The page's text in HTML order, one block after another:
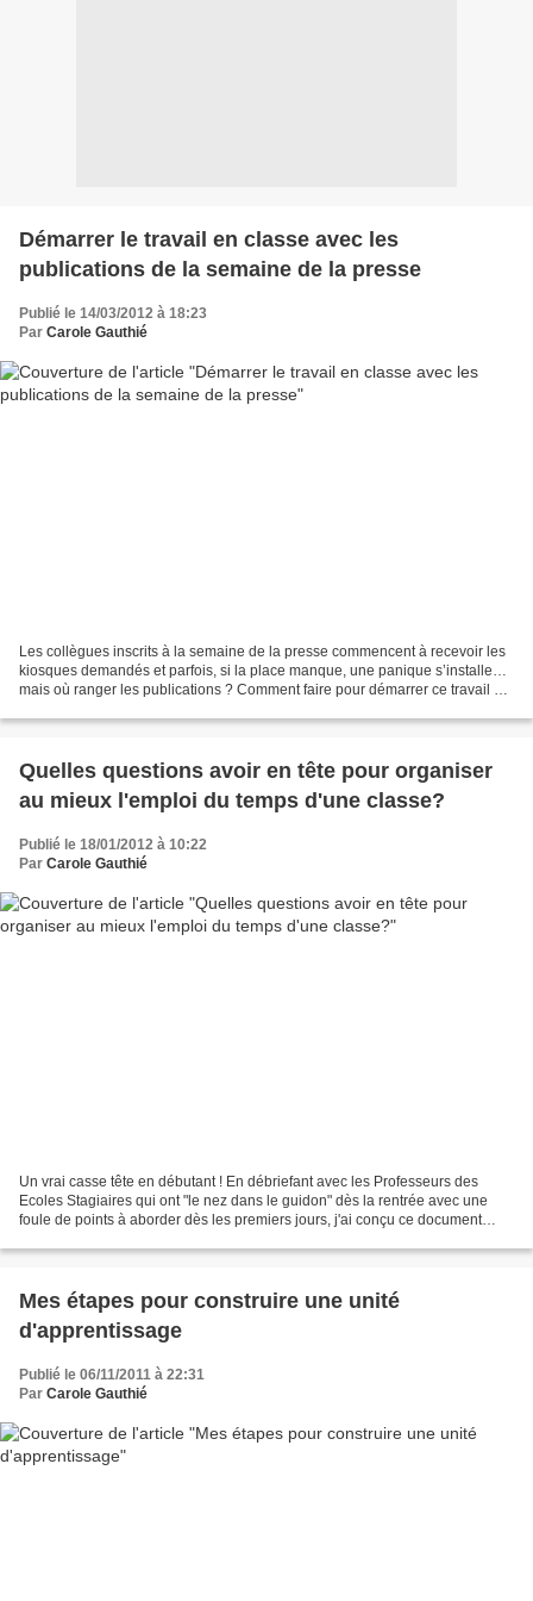
Démarrer le travail en classe avec les
publications de la semaine de la presse
Publié le 14/03/2012 à 18:23
Par Carole Gauthié
Les collègues inscrits à la semaine de la presse commencent à recevoir les
kiosques demandés et parfois, si la place manque, une panique s’installe…
mais où ranger les publications ? Comment faire pour démarrer ce travail de
Quelles questions avoir en tête pour organiser
au mieux l'emploi du temps d'une classe?
Publié le 18/01/2012 à 10:22
Par Carole Gauthié
Un vrai casse tête en débutant ! En débriefant avec les Professeurs des
Ecoles Stagiaires qui ont "le nez dans le guidon" dès la rentrée avec une
foule de points à aborder dès les premiers jours, j'ai conçu ce document
Mes étapes pour construire une unité
d'apprentissage
Publié le 06/11/2011 à 22:31
Par Carole Gauthié